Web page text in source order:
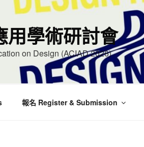
用學術研討會
on Design (ACIAD 2026)
報名 Register & Submission